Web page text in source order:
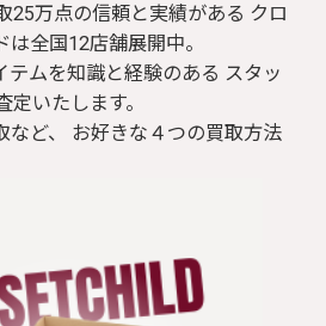
25万点の信頼と実績がある クロ
全国12店舗展開中。
テムを知識と経験のある スタッ
いたします。
など、 お好きな４つの買取方法